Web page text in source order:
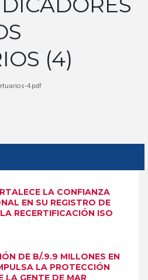
(4)
LA CONFIANZA
EN SU REGISTRO DE
RECERTIFICACIÓN ISO
DE B/.9.9 MILLONES EN
LA PROTECCIÓN
LA GENTE DE MAR